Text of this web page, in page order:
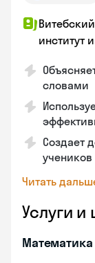
институт
словами
Создает
учеников
Читать
Услуги и
Математика